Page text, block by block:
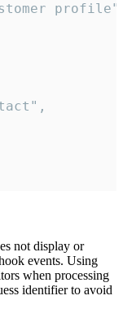
not display or
events. Using
when processing
identifier to avoid